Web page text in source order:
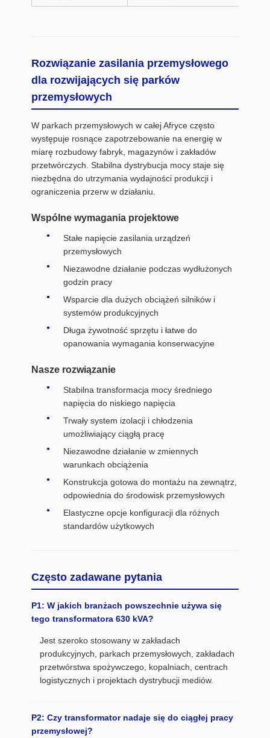
Rozwiązanie zasilania przemysłowego
dla rozwijających się parków
przemysłowych
W parkach przemysłowych w całej Afryce często
występuje rosnące zapotrzebowanie na energię w
miarę rozbudowy fabryk, magazynów i zakładów
przetwórczych. Stabilna dystrybucja mocy staje się
niezbędna do utrzymania wydajności produkcji i
ograniczenia przerw w działaniu.
Wspólne wymagania projektowe
Stałe napięcie zasilania urządzeń
przemysłowych
Niezawodne działanie podczas wydłużonych
godzin pracy
Wsparcie dla dużych obciążeń silników i
systemów produkcyjnych
Długa żywotność sprzętu i łatwe do
opanowania wymagania konserwacyjne
Nasze rozwiązanie
Stabilna transformacja mocy średniego
napięcia do niskiego napięcia
Trwały system izolacji i chłodzenia
umożliwiający ciągłą pracę
Niezawodne działanie w zmiennych
warunkach obciążenia
Konstrukcja gotowa do montażu na zewnątrz,
odpowiednia do środowisk przemysłowych
Elastyczne opcje konfiguracji dla różnych
standardów użytkowych
Często zadawane pytania
P1: W jakich branżach powszechnie używa się
tego transformatora 630 kVA?
Jest szeroko stosowany w zakładach
produkcyjnych, parkach przemysłowych, zakładach
przetwórstwa spożywczego, kopalniach, centrach
logistycznych i projektach dystrybucji mediów.
P2: Czy transformator nadaje się do ciągłej pracy
przemysłowej?